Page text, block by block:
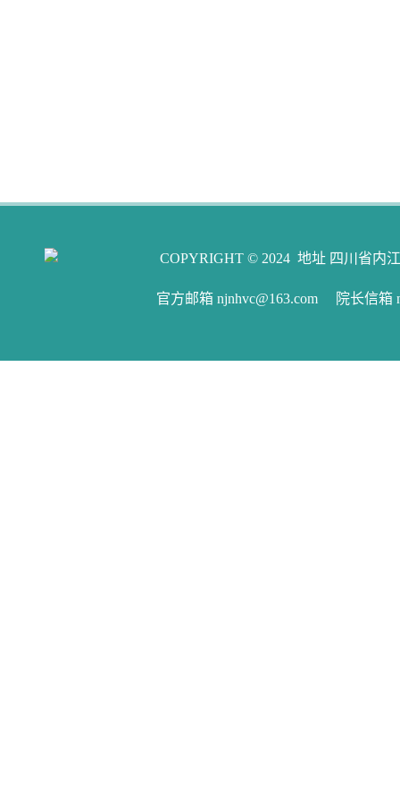
COPYRIGHT © 2024 地址 四川省内
官方邮箱 njnhvc@163.com 院长信箱